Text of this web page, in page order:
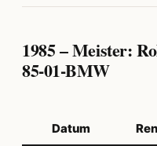
1985 – Meister:
85-01-BMW
Datum